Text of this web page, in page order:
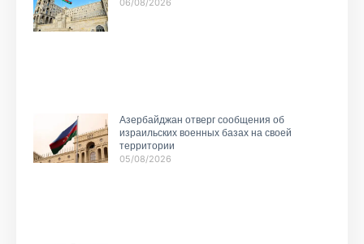
Азербайджан отверг сообщения об
израильских военных базах на своей
территории
05/08/2026